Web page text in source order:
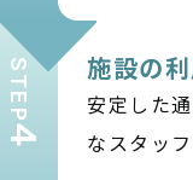
STEP
4
施設の
安定した
なスタッ